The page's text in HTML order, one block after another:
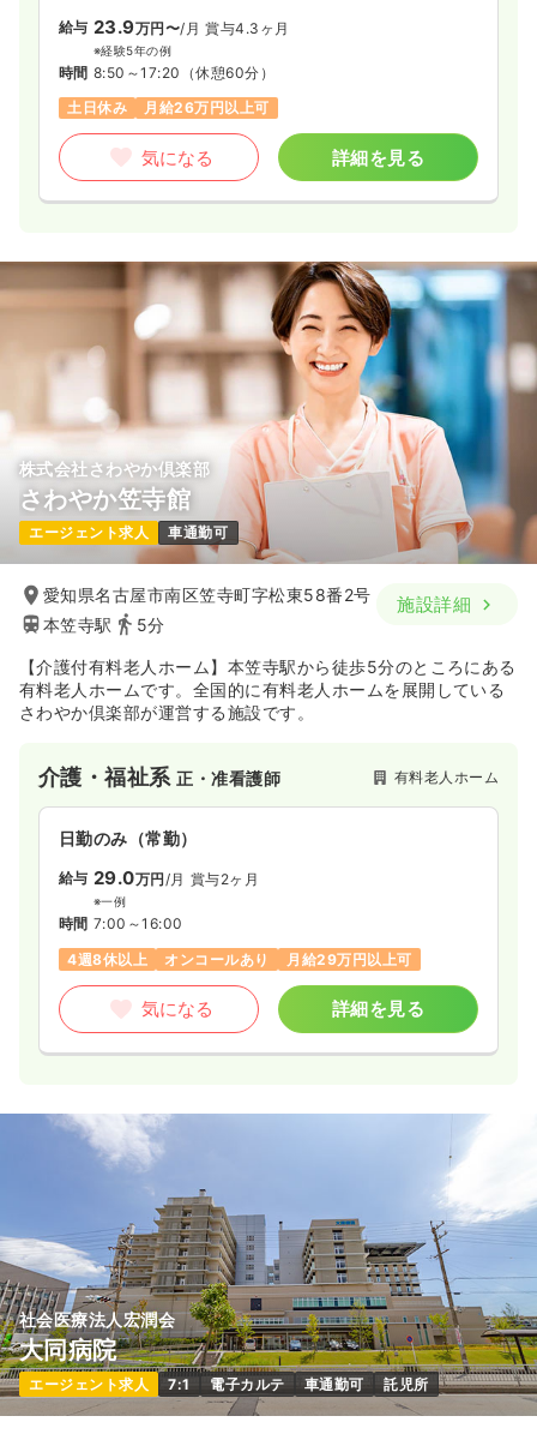
給与 23.9万円〜/月 賞与4.3ヶ月
※経験5年の例
時間 8:50～17:20 （休憩60分）
土日休み
月給26万円以上可
気になる 詳細を見る
株式会社さわやか倶楽部
さわやか笠寺館
エージェント求人 車通勤可
愛知県名古屋市南区笠寺町字松東58番2号
本笠寺駅
5分
施設詳細
【介護付有料老人ホーム】本笠寺駅から徒歩5分のところにある
有料老人ホームです。全国的に有料老人ホームを展開している
さわやか倶楽部が運営する施設です。
介護・福祉系正・准看護師 有料老人ホーム
日勤のみ（常勤）
給与 29.0万円/月 賞与2ヶ月
※一例
時間 7:00～16:00
4週8休以上
オンコールあり 月給29万円以上可
気になる 詳細を見る
社会医療法人宏潤会
大同病院
エージェント求人 7:1 電子カルテ 車通勤可 託児所